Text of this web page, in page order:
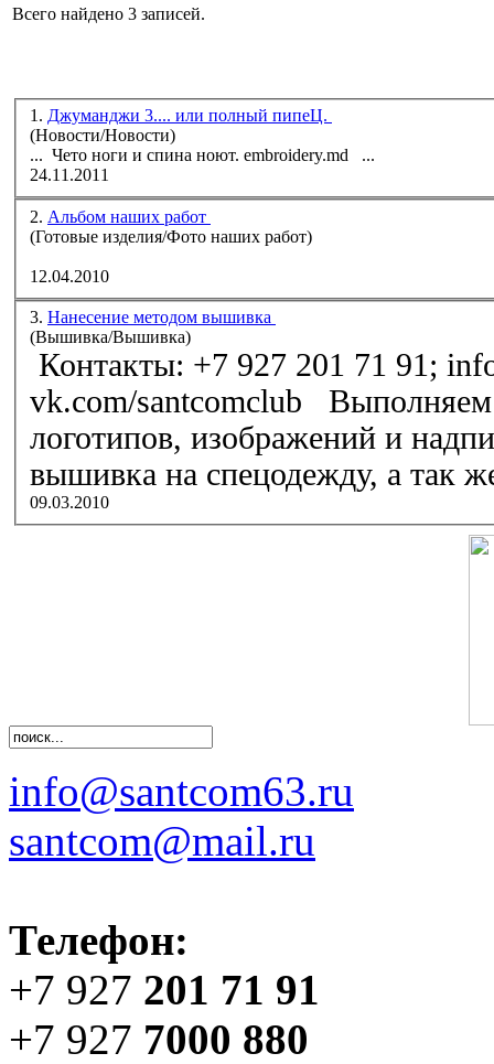
Всего найдено 3 записей.
1. Джуманджи 3.... или полный пипеЦ.
(Новости/Новости)
... Чето ноги и спина
ноют. embroidery.md ...
24.11.2011
2. Альбом наших работ
(Готовые изделия/Фото наших работ)
12.04.2010
3. Нанесение методом вышивка
(Вышивка/Вышивка)
Контакты: +7 927 201 71 91;
vk.com/santcomclub Выполняем работы по нанесению
логотипов, изображений и
вышивка на спецодежду, а так
09.03.2010
info@santcom63.ru
santcom@mail.ru
Телефон:
+7 927 201 71 91
+7 927 7000 880